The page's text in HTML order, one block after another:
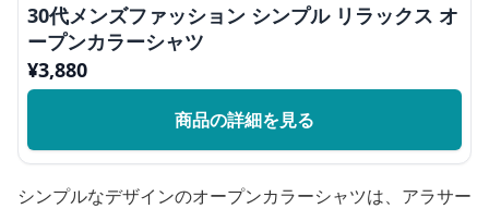
30代メンズファッション シンプル リラックス オ
ープンカラーシャツ
¥3,880
商品の詳細を見る
シンプルなデザインのオープンカラーシャツは、アラサー